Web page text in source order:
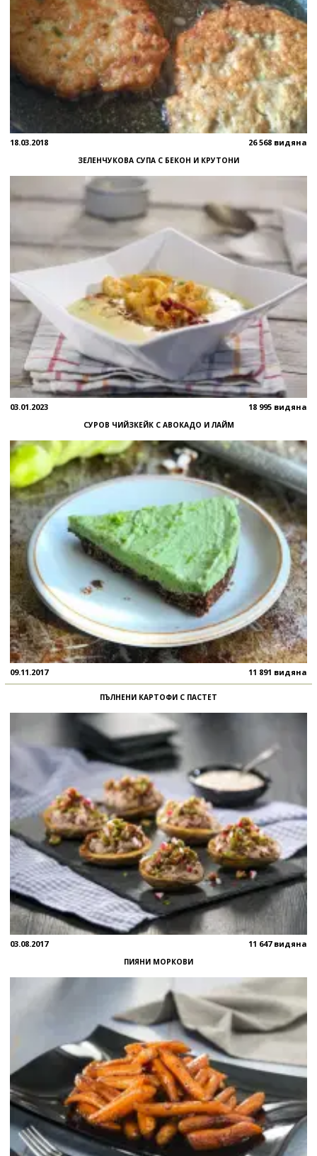
18.03.2018 26 568 видяна
ЗЕЛЕНЧУКОВА СУПА С БЕКОН И КРУТОНИ
03.01.2023 18 995 видяна
СУРОВ ЧИЙЗКЕЙК С АВОКАДО И ЛАЙМ
09.11.2017 11 891 видяна
ПЪЛНЕНИ КАРТОФИ С ПАСТЕТ
03.08.2017 11 647 видяна
ПИЯНИ МОРКОВИ